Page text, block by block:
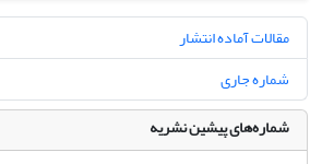
مقالات آماده انتشار
شماره جاری
شماره‌های پیشین نشریه